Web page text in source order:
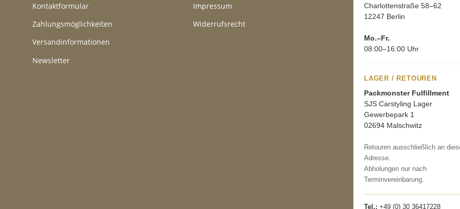
Kontaktformular
Zahlungsmöglichkeiten
Versandinformationen
Newsletter
Impressum
Widerrufsrecht
Charlottenstraße 58–62
12247 Berlin
Mo.–Fr.
08:00–16:00 Uhr
LAGER / RETOUREN
Packmonster Fulfillment
SJS Carstyling Lager
Gewerbepark 1
02694 Malschwitz
Retouren ausschließlich an
Adresse.
Abholungen nur nach
Terminvereinbarung.
Tel.: +49 (0) 30 36417228